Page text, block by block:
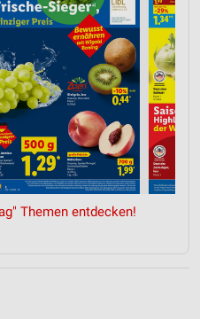
Themen entdecken!